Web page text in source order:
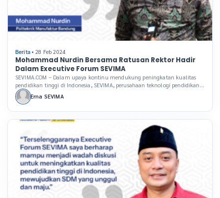
Berita • 28 Feb 2024
Mohammad Nurdin Bersama Ratusan Rektor Hadir
Dalam Executive Forum SEVIMA
SEVIMA.COM – Dalam upaya kontinu mendukung peningkatan kualitas
pendidikan tinggi di Indonesia, SEVIMA, perusahaan teknologi pendidikan
(Edutech) terkemuka, rutin menggelar Executive Forum, sebuah acara
tahunan yang telah menjadi ajang penting bagi para pemimpin perguruan
Erna SEVIMA